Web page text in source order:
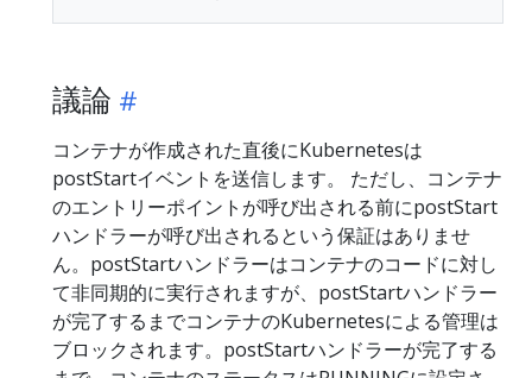
議論
コンテナが作成された直後にKubernetesは
postStartイベントを送信します。 ただし、コンテナ
のエントリーポイントが呼び出される前にpostStart
ハンドラーが呼び出されるという保証はありませ
ん。postStartハンドラーはコンテナのコードに対し
て非同期的に実行されますが、postStartハンドラー
が完了するまでコンテナのKubernetesによる管理は
ブロックされます。postStartハンドラーが完了する